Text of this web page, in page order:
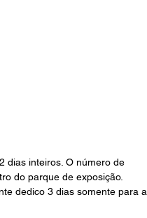
dias inteiros. O número de
do parque de exposição.
dedico 3 dias somente para a